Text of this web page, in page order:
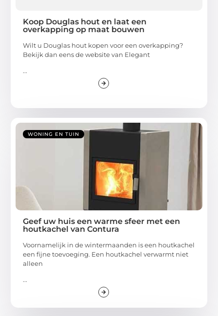
Koop Douglas hout en laat een
overkapping op maat bouwen
Wilt u Douglas hout kopen voor een overkapping?
Bekijk dan eens de website van Elegant
...
WONING EN TUIN
Geef uw huis een warme sfeer met een
houtkachel van Contura
Voornamelijk in de wintermaanden is een houtkachel
een fijne toevoeging. Een houtkachel verwarmt niet
alleen
...